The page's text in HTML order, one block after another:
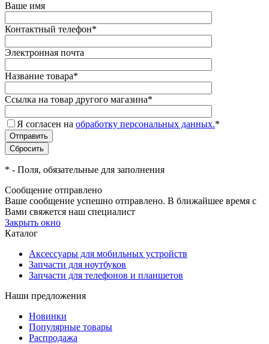
Ваше имя
Контактный телефон*
Электронная почта
Название товара*
Ссылка на товар другого магазина*
Я согласен на обработку персональных данных.*
* - Поля, обязательные для заполнения
Сообщение отправлено
Ваше сообщение успешно отправлено. В ближайшее время с
Вами свяжется наш специалист
Закрыть окно
Каталог
Аксессуары для мобильных устройств
Запчасти для ноутбуков
Запчасти для телефонов и планшетов
Наши предложения
Новинки
Популярные товары
Распродажа